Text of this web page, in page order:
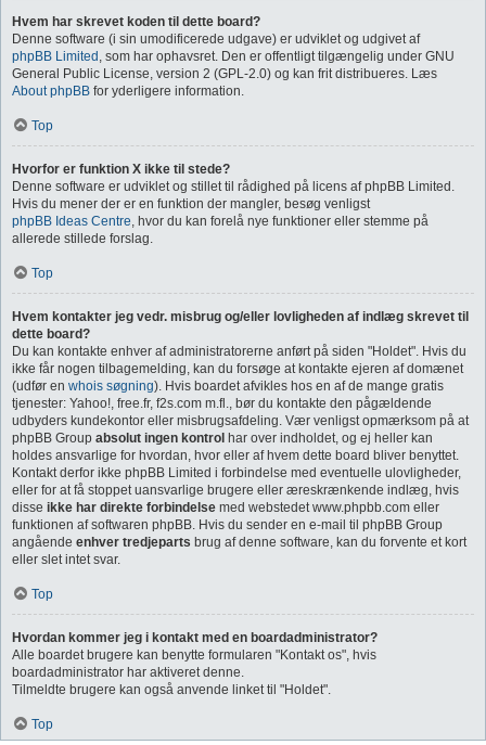
Hvem har skrevet koden til dette board?
Denne software (i sin umodificerede udgave) er udviklet og udgivet af
phpBB Limited , som har ophavsret. Den er offentligt tilgængelig under GNU
General Public License, version 2 (GPL-2.0) og kan frit distribueres. Læs
About phpBB for yderligere information.
Top
Hvorfor er funktion X ikke til stede?
Denne software er udviklet og stillet til rådighed på licens af phpBB Limited.
Hvis du mener der er en funktion der mangler, besøg venligst
phpBB Ideas Centre, hvor du kan forelå nye funktioner eller stemme på
allerede stillede forslag.
Top
Hvem kontakter jeg vedr. misbrug og/eller lovligheden af indlæg skrevet til
dette board?
Du kan kontakte enhver af administratorerne anført på siden "Holdet". Hvis du
ikke får nogen tilbagemelding, kan du forsøge at kontakte ejeren af domænet
(udfør en whois søgning). Hvis boardet afvikles hos en af de mange gratis
tjenester: Yahoo!, free.fr, f2s.com m.fl., bør du kontakte den pågældende
udbyders kundekontor eller misbrugsafdeling. Vær venligst opmærksom på at
phpBB Group absolut ingen kontrol har over indholdet, og ej heller kan
holdes ansvarlige for hvordan, hvor eller af hvem dette board bliver benyttet.
Kontakt derfor ikke phpBB Limited i forbindelse med eventuelle ulovligheder,
eller for at få stoppet uansvarlige brugere eller æreskrænkende indlæg, hvis
disse ikke har direkte forbindelse med webstedet www.phpbb.com eller
funktionen af softwaren phpBB. Hvis du sender en e-mail til phpBB Group
angående enhver tredjeparts brug af denne software, kan du forvente et kort
eller slet intet svar.
Top
Hvordan kommer jeg i kontakt med en boardadministrator?
Alle boardet brugere kan benytte formularen "Kontakt os", hvis
boardadministrator har aktiveret denne.
Tilmeldte brugere kan også anvende linket til "Holdet".
Top